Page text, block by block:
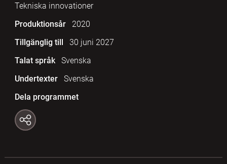
Tekniska innovationer
Produktionsår
2020
Tillgänglig till
30 juni 2027
Talat språk
Svenska
Undertexter
Svenska
Dela programmet